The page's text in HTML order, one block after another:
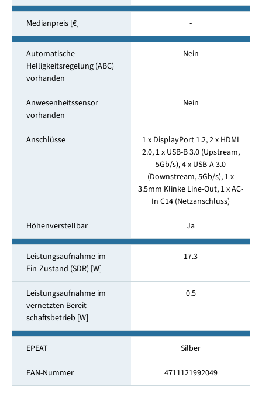
Medianpreis [€] -
Automatische
Helligkeitsregelung (ABC)
vorhanden
Nein
Anwesenheitssensor
vorhanden
Nein
Anschlüsse
1 x DisplayPort 1.2, 2 x HDMI
2.0, 1 x USB-B 3.0 (Upstream,
5Gb/s), 4 x USB-A 3.0
(Downstream, 5Gb/s), 1 x
3.5mm Klinke Line-Out, 1 x AC-
In C14 (Netzanschluss)
Höhenverstellbar Ja
Leistungsaufnahme im
Ein-Zustand (SDR) [W]
17.3
Leistungsaufnahme im
vernetzten Bereit­
schaftsbetrieb [W]
0.5
EPEAT Silber
EAN-Nummer 4711121992049